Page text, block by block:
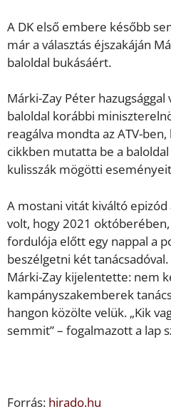
A DK első embere később
már a választás éjszakáján
baloldal bukásáért.
Márki-Zay Péter
baloldal korábbi
reagálva mondta az ATV-
cikkben mutatta be a
kulisszák mögötti
A mostani vitát kiváltó
volt, hogy 2021
fordulója előtt egy nappal a
beszélgetni két
Márki-Zay kijelentette: nem
kampányszakemberek
hangon közölte velük. „Kik
semmit” – fogalmazott a lap
Forrás: hirado.hu